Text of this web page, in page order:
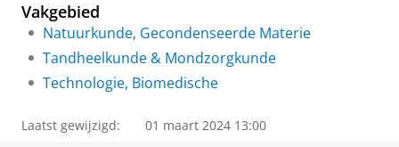
a
g
e
r
c
h
o
t
Vakgebied
Natuurkunde, Gecondenseerde Materie
Tandheelkunde & Mondzorgkunde
Technologie, Biomedische
Laatst gewijzigd: 01 maart 2024 13:00